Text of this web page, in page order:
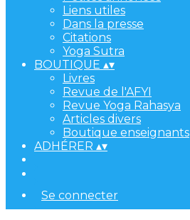
Liens utiles
Dans la presse
Citations
Yoga Sutra
BOUTIQUE ▴▾
Livres
Revue de l'AFYI
Revue Yoga Rahasya
Articles divers
Boutique enseignants
ADHÉRER ▴▾
Se connecter